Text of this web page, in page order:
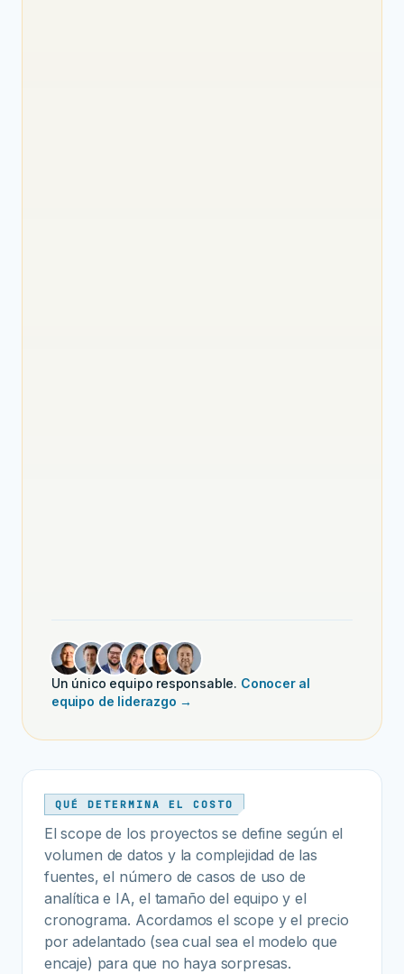
Un único equipo responsable. Conocer al
equipo de liderazgo →
QUÉ DETERMINA EL COSTO
El scope de los proyectos se define según el
volumen de datos y la complejidad de las
fuentes, el número de casos de uso de
analítica e IA, el tamaño del equipo y el
cronograma. Acordamos el scope y el precio
por adelantado (sea cual sea el modelo que
encaje) para que no haya sorpresas.